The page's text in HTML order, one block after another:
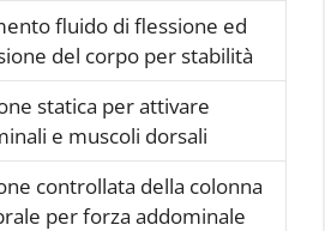
fluido di flessione ed
del corpo per stabilità
statica per attivare
e muscoli dorsali
controllata della colonna
per forza addominale